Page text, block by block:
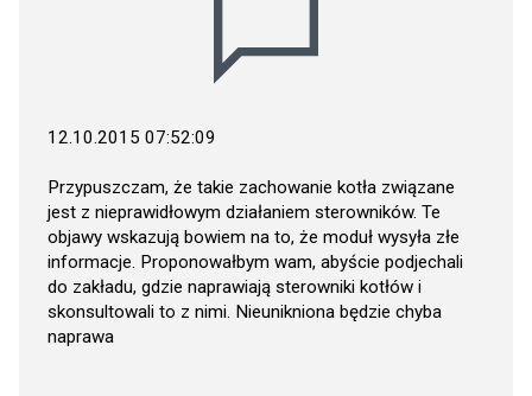
12.10.2015 07:52:09
Przypuszczam, że takie zachowanie kotła związane
jest z nieprawidłowym działaniem sterowników. Te
objawy wskazują bowiem na to, że moduł wysyła złe
informacje. Proponowałbym wam, abyście podjechali
do zakładu, gdzie naprawiają sterowniki kotłów i
skonsultowali to z nimi. Nieunikniona będzie chyba
naprawa